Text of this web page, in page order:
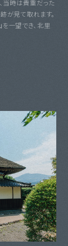
当時は貴重だった
が見て取れます。
一望でき、北里